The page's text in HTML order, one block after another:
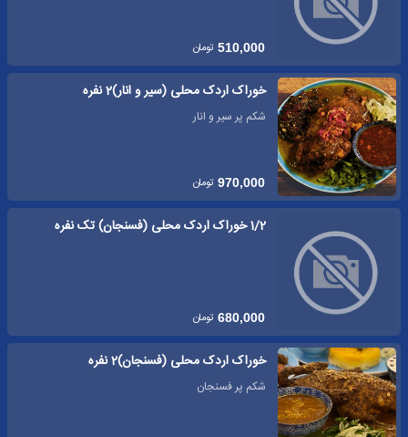
510,000 تومان
خوراک اردک محلی (سیر و انار)2 نفره
شکم پر سیر و انار
970,000 تومان
1/2 خوراک اردک محلی (فسنجان) تک نفره
680,000 تومان
خوراک اردک محلی (فسنجان)2 نفره
شکم پر فسنجان